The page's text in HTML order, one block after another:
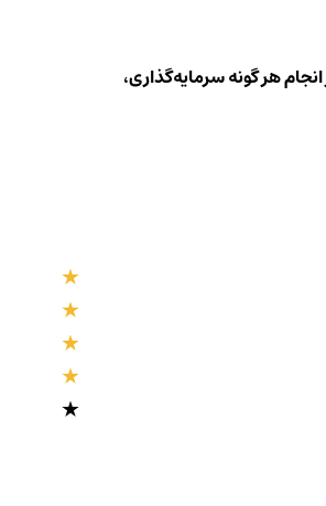
هر گونه سرمایه‌گذاری،